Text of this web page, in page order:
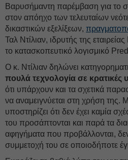
Βαρυσήμαντη παρέμβαση για το
στον απόηχο των τελευταίων
δικαστικών εξελίξεων,
Ταλ Ντίλιαν, ιδρυτής της
το κατασκοπευτικό λογισμικό
Ο κ. Ντίλιαν δηλώνει
πουλά τεχνολογία σε κρατικές
ότι υπάρχουν και τα σχετικά
να αναμειγνύεται στη χρήση της.
υποστηρίζει ότι δεν έχει καμία
του προσάπτονται και παρά τα
αφηγήματα που προβάλλονται,
συμμετοχή του σε οποιοδήποτε